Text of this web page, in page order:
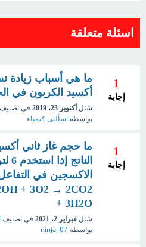
اسئلة متعلقة
1
إجابة
ما هي أسباب زيادة
أكسيد الكربون في
سُئل أكتوبر 23، 2019 في تصنيف
بواسطة اسألنى كيمياء
1
إجابة
ما حجم غاز ثاني
الاكسجين في
+ 3O2 → 2CO2
+ 3H2O
سُئل فبراير 2، 2021 في تصنيف
بواسطة ninja_07